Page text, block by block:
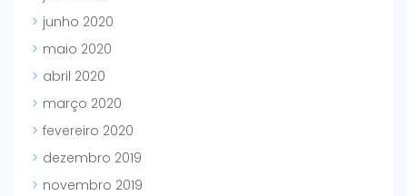
junho 2020
maio 2020
abril 2020
março 2020
fevereiro 2020
dezembro 2019
novembro 2019